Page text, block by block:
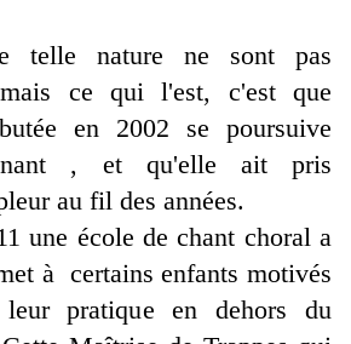
telle nature ne sont pas
mais ce qui l'est, c'est que
en 2002 se poursuive
, et qu'elle ait pris
au fil des années.
une école de chant choral a
à certains enfants motivés
leur pratique en dehors du